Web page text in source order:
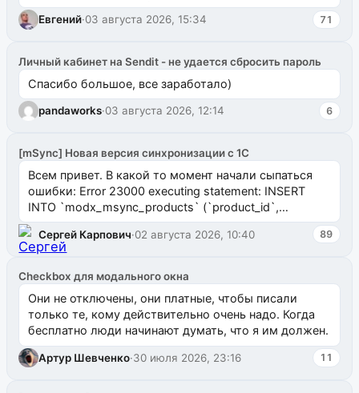
Евгений·03 августа 2026, 15:34 71
Личный кабинет на Sendit - не удается сбросить пароль
Спасибо большое, все заработало)
pandaworks·03 августа 2026, 12:14 6
[mSync] Новая версия синхронизации с 1С
Всем привет. В какой то момент начали сыпаться
ошибки: Error 23000 executing statement: INSERT
INTO `modx_msync_products` (`product_id`,
`uuid_1c`) VALUES ...
Сергей Карпович·02 августа 2026, 10:40 89
Checkbox для модального окна
Они не отключены, они платные, чтобы писали
только те, кому действительно очень надо. Когда
бесплатно люди начинают думать, что я им должен.
Артур Шевченко·30 июля 2026, 23:16 11